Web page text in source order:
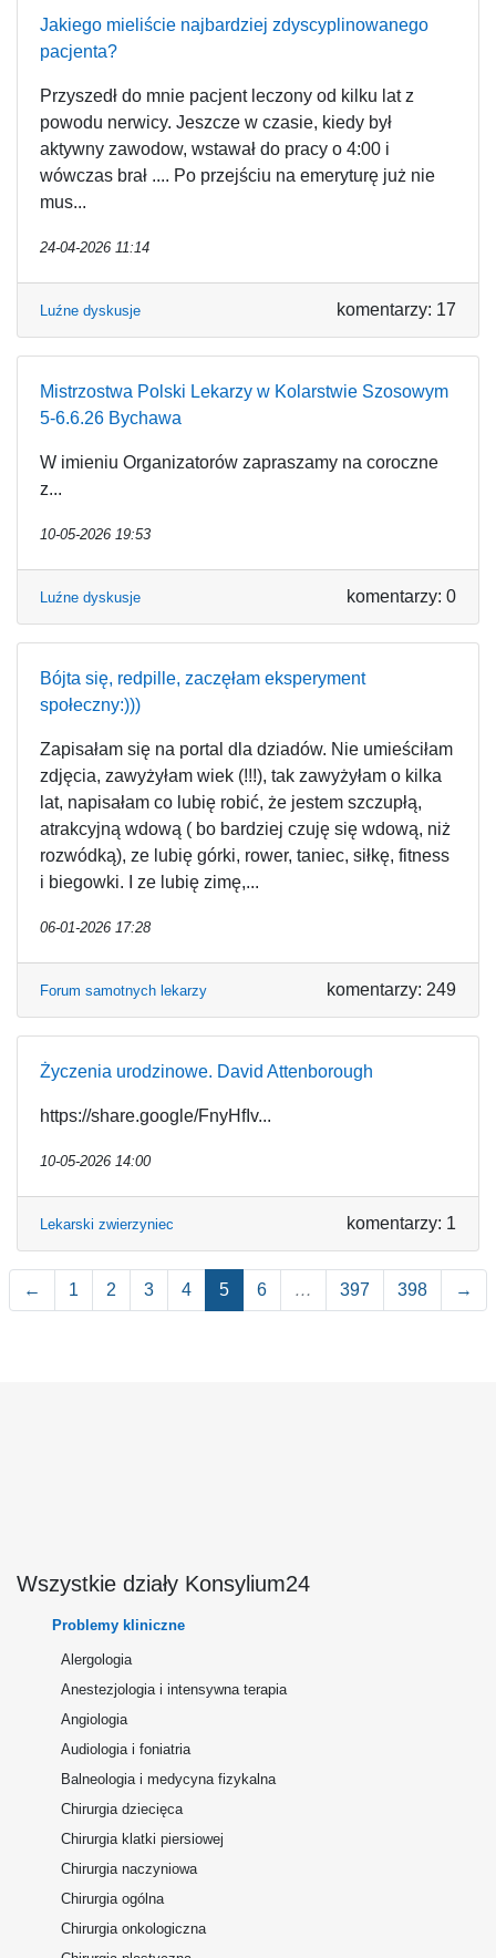
Jakiego mieliście najbardziej zdyscyplinowanego
pacjenta?
Przyszedł do mnie pacjent leczony od kilku lat z
powodu nerwicy. Jeszcze w czasie, kiedy był
aktywny zawodow, wstawał do pracy o 4:00 i
wówczas brał .... Po przejściu na emeryturę już nie
mus...
24-04-2026 11:14
Luźne dyskusje komentarzy: 17
Mistrzostwa Polski Lekarzy w Kolarstwie Szosowym
5-6.6.26 Bychawa
W imieniu Organizatorów zapraszamy na coroczne
z...
10-05-2026 19:53
Luźne dyskusje komentarzy: 0
Bójta się, redpille, zaczęłam eksperyment
społeczny:)))
Zapisałam się na portal dla dziadów. Nie umieściłam
zdjęcia, zawyżyłam wiek (!!!), tak zawyżyłam o kilka
lat, napisałam co lubię robić, że jestem szczupłą,
atrakcyjną wdową ( bo bardziej czuję się wdową, niż
rozwódką), ze lubię górki, rower, taniec, siłkę, fitness
i biegowki. I ze lubię zimę,...
06-01-2026 17:28
Forum samotnych lekarzy komentarzy: 249
Życzenia urodzinowe. David Attenborough
https://share.google/FnyHfIv...
10-05-2026 14:00
Lekarski zwierzyniec komentarzy: 1
← 1 2 3 4 5 6 … 397 398 →
Wszystkie działy Konsylium24
Problemy kliniczne
Alergologia
Anestezjologia i intensywna terapia
Angiologia
Audiologia i foniatria
Balneologia i medycyna fizykalna
Chirurgia dziecięca
Chirurgia klatki piersiowej
Chirurgia naczyniowa
Chirurgia ogólna
Chirurgia onkologiczna